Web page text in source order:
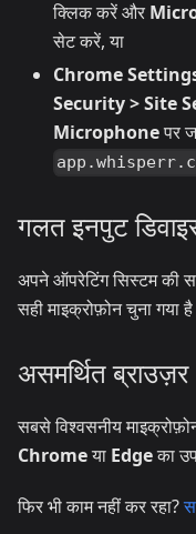
क्लिक करें और
सेट करें, या
Chrome
Security > Site
Microphoneपर
गलत इनपुट
अपने ऑपरेटिंग सिस्टम की
सही माइक्रोफ़ोन चुना गया
असमर्थित ब्राउज़र
सबसे विश्वसनीय
Chromeया Edgeका
फिर भी काम नहीं कर रहा?